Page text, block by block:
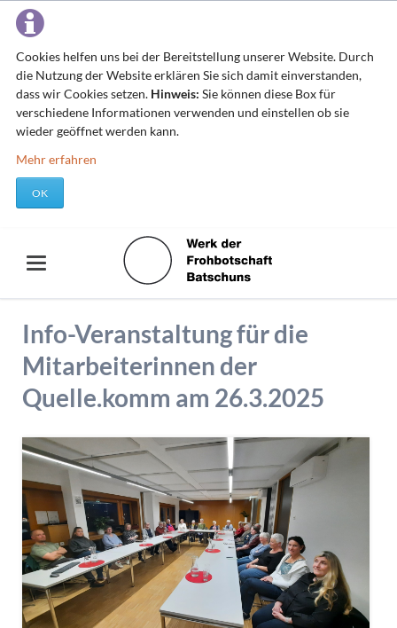
Cookies helfen uns bei der Bereitstellung unserer Website. Durch
die Nutzung der Website erklären Sie sich damit einverstanden,
dass wir Cookies setzen. Hinweis: Sie können diese Box für
verschiedene Informationen verwenden und einstellen ob sie
wieder geöffnet werden kann.
Mehr erfahren
OK
Info-Veranstaltung für die
Mitarbeiterinnen der
Quelle.komm am 26.3.2025